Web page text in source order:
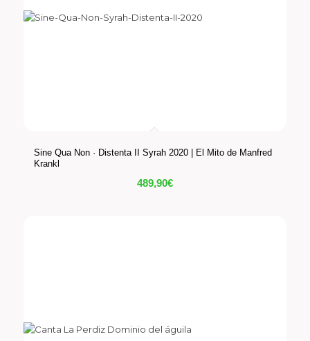
Sine Qua Non · Distenta II Syrah 2020 | El Mito de Manfred
Krankl
489,90€